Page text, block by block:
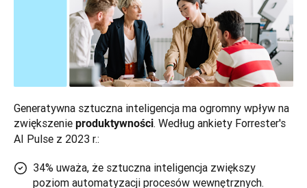
Generatywna sztuczna inteligencja ma ogromny wpływ na
zwiększenie produktywności. Według ankiety Forrester's
AI Pulse z 2023 r.:
34% uważa, że sztuczna inteligencja zwiększy
poziom automatyzacji procesów wewnętrznych.